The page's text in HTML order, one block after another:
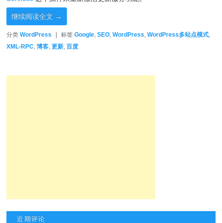
继续阅读全文 →
分类 WordPress 标签 Google,SEO,WordPress,WordPress多站点模式,
XML-RPC,博客,更新,百度
近期评论